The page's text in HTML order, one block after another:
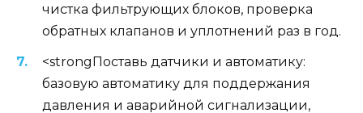
чистка фильтрующих блоков, проверка
обратных клапанов и уплотнений раз в год.
<strongПоставь датчики и автоматику:
базовую автоматику для поддержания
давления и аварийной сигнализации,